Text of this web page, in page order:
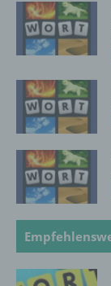
i)
Stelle,
es sich
nicht.
dem
jedoch